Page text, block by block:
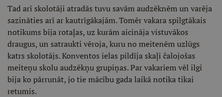
Tad arī skolotāji atradās tuvu savām audzēknēm un varēja
sazināties arī ar kautrīgākajām. Tomēr vakara spilgtākais
notikums bija rotaļas, uz kurām aicināja vistuvākos
draugus, un satraukti vēroja, kuru no meitenēm uzlūgs
katrs skolotājs. Konventos ielas pildīja skaļi čalojošas
meiteņu skolu audzēkņu grupiņas. Par vakariem vēl ilgi
bija ko pārrunāt, jo tie mācību gada laikā notika tikai
retumis.